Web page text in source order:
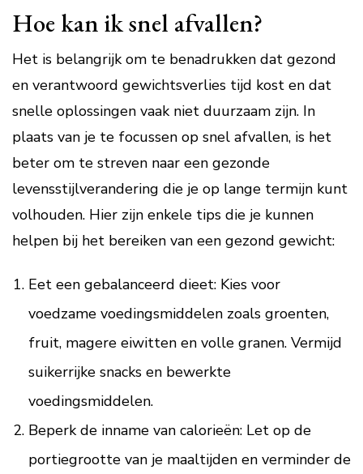
Hoe kan ik snel afvallen?
Het is belangrijk om te benadrukken dat gezond
en verantwoord gewichtsverlies tijd kost en dat
snelle oplossingen vaak niet duurzaam zijn. In
plaats van je te focussen op snel afvallen, is het
beter om te streven naar een gezonde
levensstijlverandering die je op lange termijn kunt
volhouden. Hier zijn enkele tips die je kunnen
helpen bij het bereiken van een gezond gewicht:
Eet een gebalanceerd dieet: Kies voor
voedzame voedingsmiddelen zoals groenten,
fruit, magere eiwitten en volle granen. Vermijd
suikerrijke snacks en bewerkte
voedingsmiddelen.
Beperk de inname van calorieën: Let op de
portiegrootte van je maaltijden en verminder de